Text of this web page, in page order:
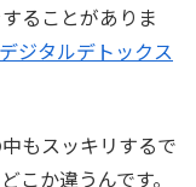
ることがありま
デジタルデトックス
もスッキリするで
こか違うんです。